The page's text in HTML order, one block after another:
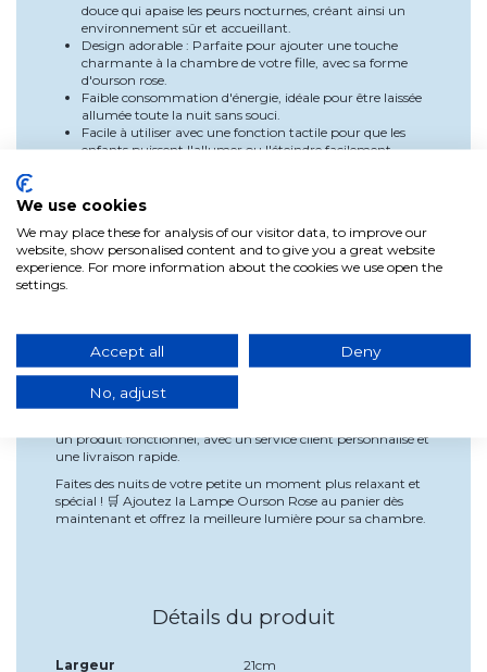
douce qui apaise les peurs nocturnes, créant ainsi un
environnement sûr et accueillant.
Design adorable : Parfaite pour ajouter une touche
charmante à la chambre de votre fille, avec sa forme
d'ourson rose.
Faible consommation d'énergie, idéale pour être laissée
allumée toute la nuit sans souci.
Facile à utiliser avec une fonction tactile pour que les
enfants puissent l'allumer ou l'éteindre facilement.
Branchez la lampe à une source d'énergie via son
Allumez ou éteignez la lampe en touchant la base, en
utilisant la fonction tactile.
Changez la couleur RGB selon l'humeur ou les besoins
Pourquoi choisir notre lampe?
Chez Lúzete, nous nous spécialisons dans l'offre de produits
de qualité qui sont non seulement pratiques, mais aussi
un produit fonctionnel, avec un service client personnalisé et
une livraison rapide.
Faites des nuits de votre petite un moment plus relaxant et
spécial ! 🛒 Ajoutez la Lampe Ourson Rose au panier dès
maintenant et offrez la meilleure lumière pour sa chambre.
Détails du produit
Largeur
21cm
We use cookies
We may place these for analysis of our visitor data, to improve our
website, show personalised content and to give you a great website
experience. For more information about the cookies we use open the
settings.
Accept all Deny
No, adjust